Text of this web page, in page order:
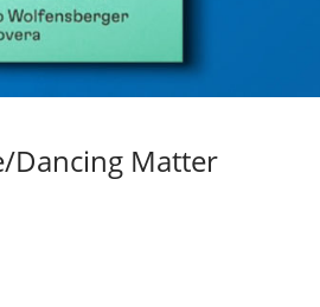
Dancing Matter